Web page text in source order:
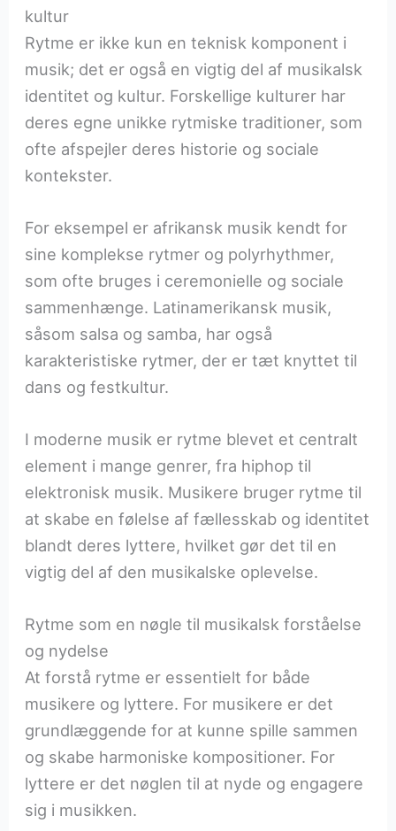
kultur
Rytme er ikke kun en teknisk komponent i
musik; det er også en vigtig del af musikalsk
identitet og kultur. Forskellige kulturer har
deres egne unikke rytmiske traditioner, som
ofte afspejler deres historie og sociale
kontekster.
For eksempel er afrikansk musik kendt for
sine komplekse rytmer og polyrhythmer,
som ofte bruges i ceremonielle og sociale
sammenhænge. Latinamerikansk musik,
såsom salsa og samba, har også
karakteristiske rytmer, der er tæt knyttet til
dans og festkultur.
I moderne musik er rytme blevet et centralt
element i mange genrer, fra hiphop til
elektronisk musik. Musikere bruger rytme til
at skabe en følelse af fællesskab og identitet
blandt deres lyttere, hvilket gør det til en
vigtig del af den musikalske oplevelse.
Rytme som en nøgle til musikalsk forståelse
og nydelse
At forstå rytme er essentielt for både
musikere og lyttere. For musikere er det
grundlæggende for at kunne spille sammen
og skabe harmoniske kompositioner. For
lyttere er det nøglen til at nyde og engagere
sig i musikken.